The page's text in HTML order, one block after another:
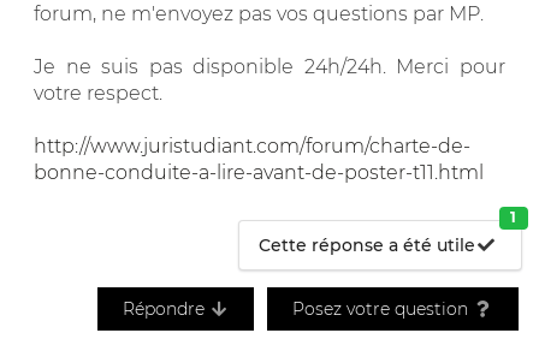
forum, ne m'envoyez pas vos questions par MP.
Je ne suis pas disponible 24h/24h. Merci pour
votre respect.
http://www.juristudiant.com/forum/charte-de-
bonne-conduite-a-lire-avant-de-poster-t11.html
Cette réponse a été utile
1
Répondre Posez votre question